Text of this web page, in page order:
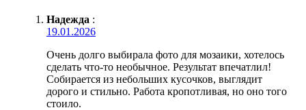
Надежда :
19.01.2026
Очень долго выбирала фото для мозаики, хотелось
сделать что-то необычное. Результат впечатлил!
Собирается из небольших кусочков, выглядит
дорого и стильно. Работа кропотливая, но оно того
стоило.